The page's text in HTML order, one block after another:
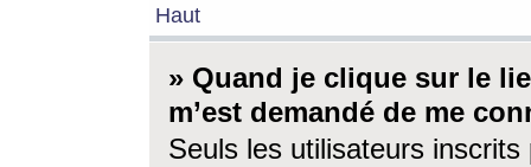
Haut
» Quand je clique sur le
m’est demandé de me
Seuls les utilisateurs